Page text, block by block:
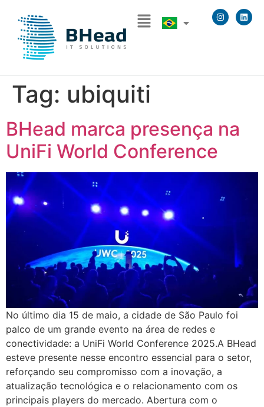
Tag: ubiquiti
BHead marca presença na
UniFi World Conference
No último dia 15 de maio, a cidade de São Paulo foi
palco de um grande evento na área de redes e
conectividade: a UniFi World Conference 2025.A BHead
esteve presente nesse encontro essencial para o setor,
reforçando seu compromisso com a inovação, a
atualização tecnológica e o relacionamento com os
principais players do mercado. Abertura com o